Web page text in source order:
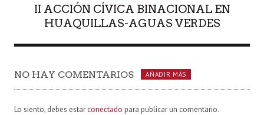
II ACCIÓN CÍVICA BINACIONAL EN
HUAQUILLAS-AGUAS VERDES
NO HAY COMENTARIOS AÑADIR MÁS
Lo siento, debes estar conectado para publicar un comentario.